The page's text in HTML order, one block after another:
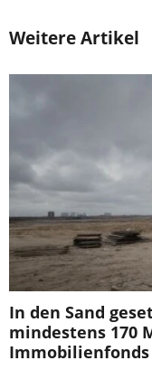
Weitere Artikel
In den Sand
mindestens 170